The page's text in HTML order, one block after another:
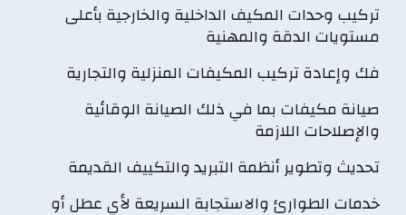
تركيب وحدات المكيف الداخلية والخارجية بأعلى
مستويات الدقة والمهنية
فك وإعادة تركيب المكيفات المنزلية والتجارية
صيانة مكيفات بما في ذلك الصيانة الوقائية
والإصلاحات اللازمة
تحديث وتطوير أنظمة التبريد والتكييف القديمة
خدمات الطوارئ والاستجابة السريعة لأي عطل أو